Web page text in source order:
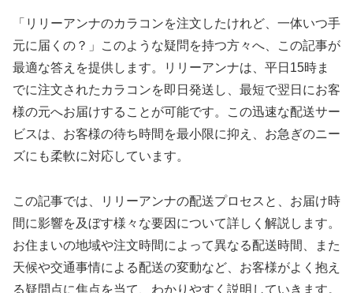
「リリーアンナのカラコンを注文したけれど、一体いつ手
元に届くの？」このような疑問を持つ方々へ、この記事が
最適な答えを提供します。リリーアンナは、平日15時ま
でに注文されたカラコンを即日発送し、最短で翌日にお客
様の元へお届けすることが可能です。この迅速な配送サー
ビスは、お客様の待ち時間を最小限に抑え、お急ぎのニー
ズにも柔軟に対応しています。
この記事では、リリーアンナの配送プロセスと、お届け時
間に影響を及ぼす様々な要因について詳しく解説します。
お住まいの地域や注文時間によって異なる配送時間、また
天候や交通事情による配送の変動など、お客様がよく抱え
る疑問点に焦点を当て、わかりやすく説明していきます。